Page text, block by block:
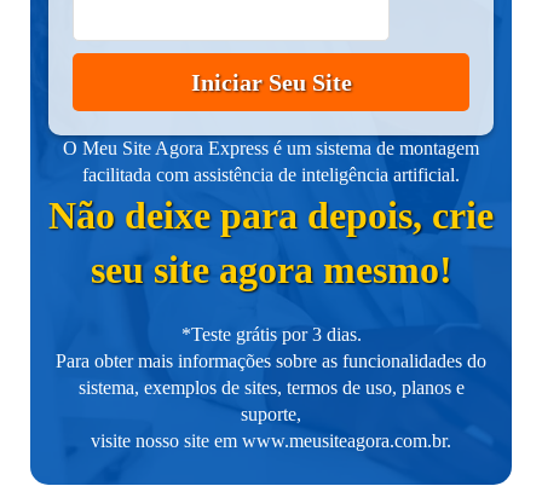
Iniciar Seu Site
O Meu Site Agora Express é um sistema de montagem
facilitada com assistência de inteligência artificial.
Não deixe para depois, crie
seu site agora mesmo!
*Teste grátis por 3 dias.
Para obter mais informações sobre as funcionalidades do
sistema, exemplos de sites, termos de uso, planos e
suporte,
visite nosso site em www.meusiteagora.com.br.